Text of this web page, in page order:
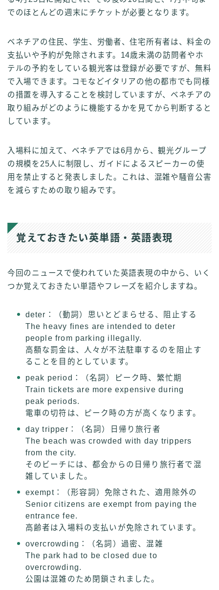
でのほとんどの週末にチケットが必要となります。
ベネチアの住民、学生、労働者、住宅所有者は、料金の
支払いや予約が免除されます。14歳未満の訪問者やホ
テルの予約をしている観光客は登録が必要ですが、無料
で入場できます。コモなどイタリアの他の都市でも同様
の措置を導入することを検討していますが、ベネチアの
取り組みがどのように機能するかを見てから判断すると
しています。
入場料に加えて、ベネチアでは6月から、観光グループ
の規模を25人に制限し、ガイドによるスピーカーの使
用を禁止すると発表しました。これは、混雑や騒音公害
を減らすための取り組みです。
覚えておきたい英単語・英語表現
今回のニュースで使われていた英語表現の中から、いく
つか覚えておきたい単語やフレーズを紹介しますね。
deter：（動詞）思いとどまらせる、阻止する
The heavy fines are intended to deter
people from parking illegally.
高額な罰金は、人々が不法駐車するのを阻止す
ることを目的としています。
peak period：（名詞）ピーク時、繁忙期
Train tickets are more expensive during
peak periods.
電車の切符は、ピーク時の方が高くなります。
day tripper：（名詞）日帰り旅行者
The beach was crowded with day trippers
from the city.
そのビーチには、都会からの日帰り旅行者で混
雑していました。
exempt：（形容詞）免除された、適用除外の
Senior citizens are exempt from paying the
entrance fee.
高齢者は入場料の支払いが免除されています。
overcrowding：（名詞）過密、混雑
The park had to be closed due to
overcrowding.
公園は混雑のため閉鎖されました。